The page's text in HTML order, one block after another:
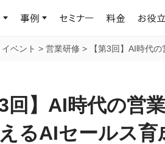
ス
時代のAIリテラ
ンコース
AIロ
学習の
現場
へ
事例
のプロセスと成果を、インタビュー記事でご
セミナー 料金 お役
に役立つ、課題解決のための資料を無料で
内28,000社以上の導入実績と基本情報
ベント > 営業研修 > 【第3回】AI時代
3回】AI時代の営
るAIセールス